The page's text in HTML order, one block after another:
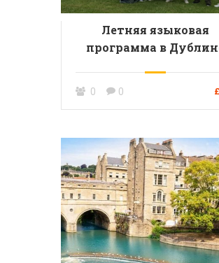
Летняя языковая
программа в
0 0